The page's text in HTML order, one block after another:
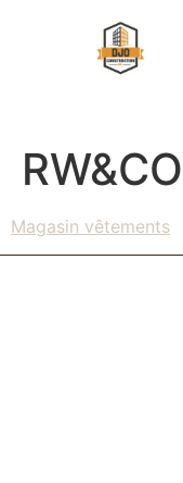
RW&CO
Magasin vêtements